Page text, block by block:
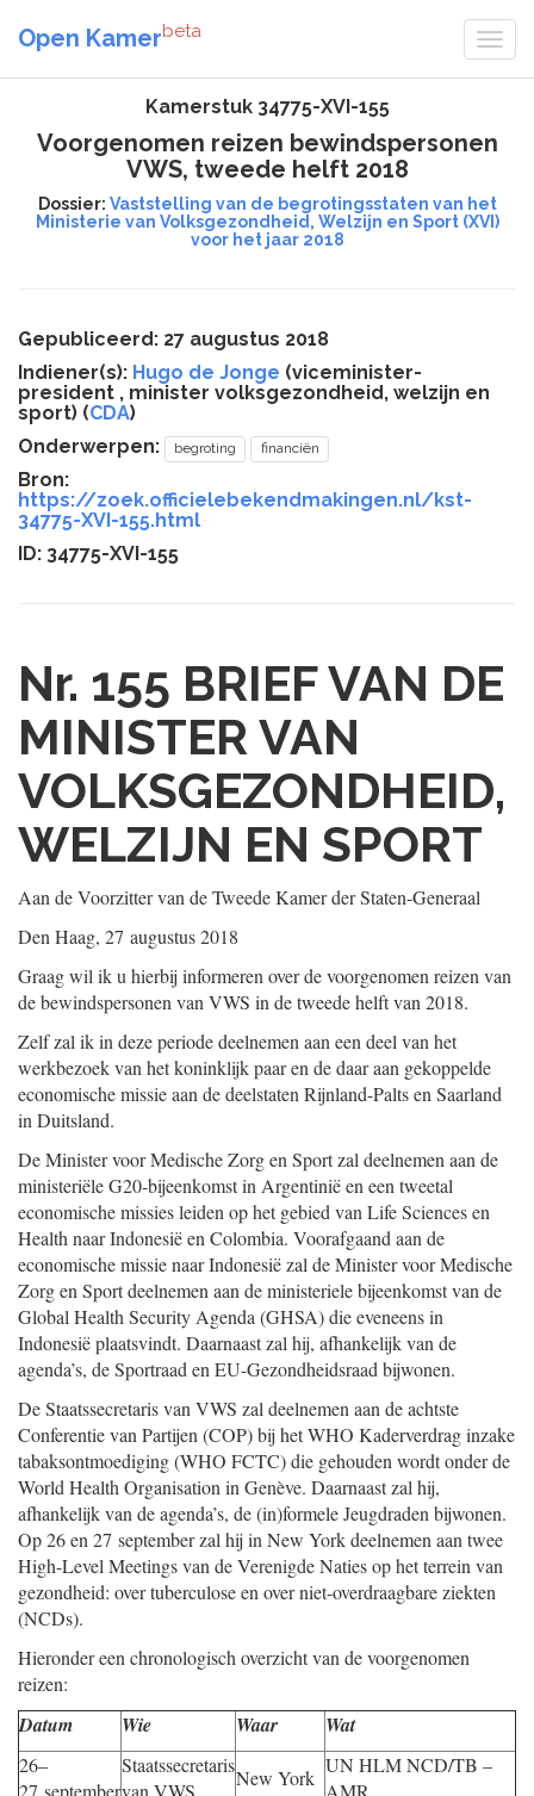
Open Kamerbeta
Kamerstuk 34775-XVI-155
Voorgenomen reizen bewindspersonen
VWS, tweede helft 2018
Dossier: Vaststelling van de begrotingsstaten van het
Ministerie van Volksgezondheid, Welzijn en Sport (XVI)
voor het jaar 2018
Gepubliceerd: 27 augustus 2018
Indiener(s): Hugo de Jonge (viceminister-
president , minister volksgezondheid, welzijn en
sport) (CDA)
Onderwerpen:
begroting financiën
Bron:
https://zoek.officielebekendmakingen.nl/kst-
34775-XVI-155.html
ID: 34775-XVI-155
Nr. 155 BRIEF VAN DE
MINISTER VAN
VOLKSGEZONDHEID,
WELZIJN EN SPORT
Aan de Voorzitter van de Tweede Kamer der Staten-Generaal
Den Haag, 27 augustus 2018
Graag wil ik u hierbij informeren over de voorgenomen reizen van
de bewindspersonen van VWS in de tweede helft van 2018.
Zelf zal ik in deze periode deelnemen aan een deel van het
werkbezoek van het koninklijk paar en de daar aan gekoppelde
economische missie aan de deelstaten Rijnland-Palts en Saarland
in Duitsland.
De Minister voor Medische Zorg en Sport zal deelnemen aan de
ministeriële G20-bijeenkomst in Argentinië en een tweetal
economische missies leiden op het gebied van Life Sciences en
Health naar Indonesië en Colombia. Voorafgaand aan de
economische missie naar Indonesië zal de Minister voor Medische
Zorg en Sport deelnemen aan de ministeriele bijeenkomst van de
Global Health Security Agenda (GHSA) die eveneens in
Indonesië plaatsvindt. Daarnaast zal hij, afhankelijk van de
agenda’s, de Sportraad en EU-Gezondheidsraad bijwonen.
De Staatssecretaris van VWS zal deelnemen aan de achtste
Conferentie van Partijen (COP) bij het WHO Kaderverdrag inzake
tabaksontmoediging (WHO FCTC) die gehouden wordt onder de
World Health Organisation in Genève. Daarnaast zal hij,
afhankelijk van de agenda’s, de (in)formele Jeugdraden bijwonen.
Op 26 en 27 september zal hij in New York deelnemen aan twee
High-Level Meetings van de Verenigde Naties op het terrein van
gezondheid: over tuberculose en over niet-overdraagbare ziekten
(NCDs).
Hieronder een chronologisch overzicht van de voorgenomen
reizen:
Datum Wie Waar Wat
26–
27 september
Staatssecretaris
van VWS
New York
UN HLM NCD/TB –
AMR